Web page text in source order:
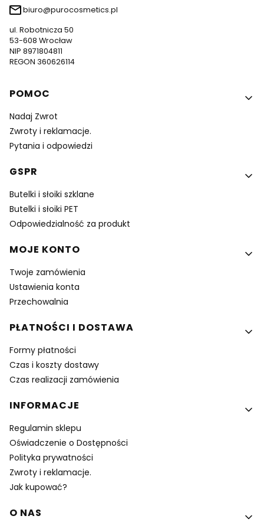
biuro@purocosmetics.pl
ul. Robotnicza 50
53-608 Wrocław
NIP 8971804811
REGON 360626114
Linki w stopce
POMOC
Nadaj Zwrot
Zwroty i reklamacje.
Pytania i odpowiedzi
GSPR
Butelki i słoiki szklane
Butelki i słoiki PET
Odpowiedzialność za produkt
MOJE KONTO
Twoje zamówienia
Ustawienia konta
Przechowalnia
PŁATNOŚCI I DOSTAWA
Formy płatności
Czas i koszty dostawy
Czas realizacji zamówienia
INFORMACJE
Regulamin sklepu
Oświadczenie o Dostępności
Polityka prywatności
Zwroty i reklamacje.
Jak kupować?
O NAS